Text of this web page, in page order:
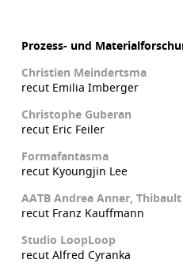
Prozess- und
Christien Meindertsma
recut Emilia Imberger
Christophe Guberan
recut Eric Feiler
Formafantasma
recut Kyoungjin Lee
AATB Andrea Anner,
recut Franz Kauffmann
Studio LoopLoop
recut Alfred Cyranka